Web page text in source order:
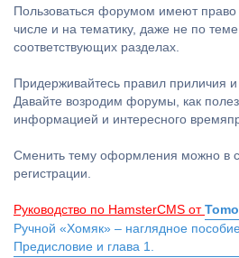
Пользоваться форумом имеют
числе и на тематику, даже не по теме
соответствующих разделах.
Придерживайтесь правил приличия
Давайте возродим форумы, как
информацией и интересного
Сменить тему оформления можно в
регистрации.
Руководство по HamsterCMS от
Ручной «Хомяк» – наглядное
Предисловие и глава 1.